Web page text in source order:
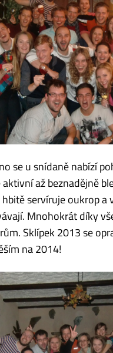
se u snídaně nabízí
až beznadějně
servíruje oukrop a
Mnohokrát díky
Sklípek 2013 se
na 2014!